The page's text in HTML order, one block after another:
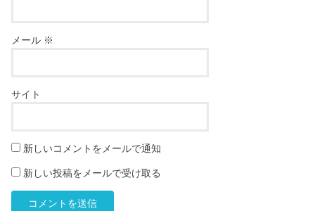
メール ※
サイト
新しいコメントをメールで通知
新しい投稿をメールで受け取る